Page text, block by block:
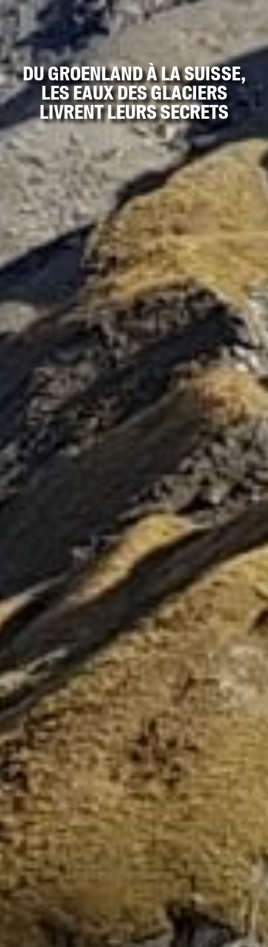
DU GROENLAND À LA SUISSE,
LES EAUX DES GLACIERS
LIVRENT LEURS SECRETS